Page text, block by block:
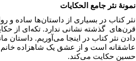
نمونۀ نثر جامع الحکایات
نثر کتاب در بسیاری از داستان‌ها ساده و
قرن‌های گذشته نشانی ندارد. تکه‌ای از
دادن نثر کتاب در اینجا می‌آوریم. داستان
عاشقانه است و از عشق یک شاهزاده خانم
حسین حکایت می‌کند.